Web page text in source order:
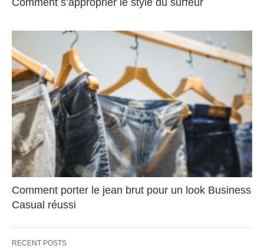
Comment s’approprier le style du surfeur
Comment porter le jean brut pour un look Business
Casual réussi
RECENT POSTS